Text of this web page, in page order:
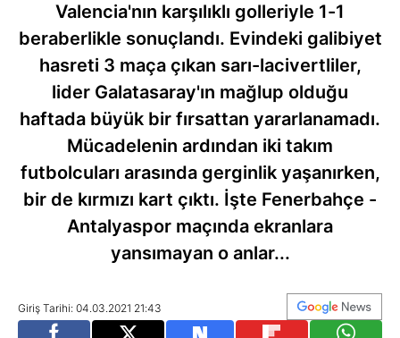
Valencia'nın karşılıklı golleriyle 1-1
beraberlikle sonuçlandı. Evindeki galibiyet
hasreti 3 maça çıkan sarı-lacivertliler,
lider Galatasaray'ın mağlup olduğu
haftada büyük bir fırsattan yararlanamadı.
Mücadelenin ardından iki takım
futbolcuları arasında gerginlik yaşanırken,
bir de kırmızı kart çıktı. İşte Fenerbahçe -
Antalyaspor maçında ekranlara
yansımayan o anlar...
Giriş Tarihi: 04.03.2021 21:43